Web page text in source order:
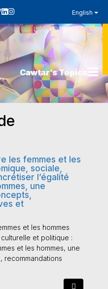
English
Cawtar’s Topics
les femmes et les
sociale,
l’égalité
une
et
et les hommes
et politique :
et les hommes, une
recommandations